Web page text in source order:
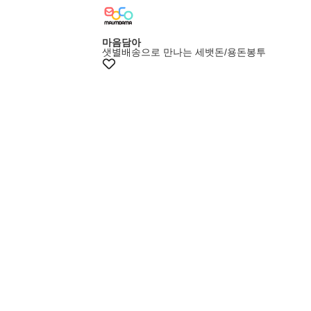
+20%쿠폰
마음담아
샛별배송으로 만나는 세뱃돈/용돈봉투